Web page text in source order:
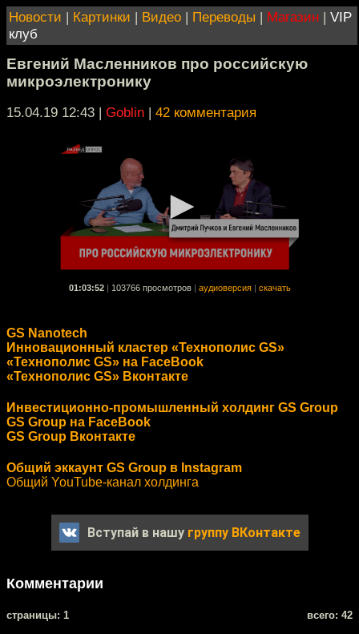
Новости | Картинки | Видео | Переводы | Магазин | VIP
клуб
Евгений Масленников про российскую
микроэлектронику
15.04.19 12:43 | Goblin | 42 комментария
01:03:52 103766 просмотров аудиоверсия скачать
GS Nanotech
Инновационный кластер «Технополис GS»
«Технополис GS» на FaceBook
«Технополис GS» Вконтакте
Инвестиционно-промышленный холдинг GS Group
GS Group на FaceBook
GS Group Вконтакте
Общий эккаунт GS Group в Instagram
Общий YouTube-канал холдинга
Вступай в нашу группу ВКонтакте
Комментарии
cтраницы: 1 всего: 42